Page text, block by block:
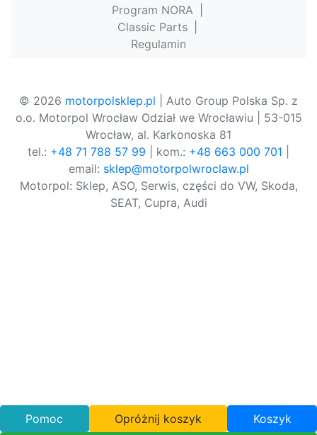
Program NORA
Classic Parts
Regulamin
© 2026 motorpolsklep.pl | Auto Group Polska Sp. z
o.o. Motorpol Wrocław Odział we Wrocławiu | 53-015
Wrocław, al. Karkonoska 81
tel.: +48 71 788 57 99 | kom.: +48 663 000 701
email: sklep@motorpolwroclaw.pl
Motorpol: Sklep, ASO, Serwis, części do VW, Skoda,
SEAT, Cupra, Audi
Pomoc Opróżnij koszyk Koszyk